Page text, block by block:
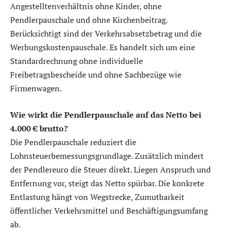
Angestelltenverhältnis ohne Kinder, ohne
Pendlerpauschale und ohne Kirchenbeitrag.
Berücksichtigt sind der Verkehrsabsetzbetrag und die
Werbungskostenpauschale. Es handelt sich um eine
Standardrechnung ohne individuelle
Freibetragsbescheide und ohne Sachbezüge wie
Firmenwagen.
Wie wirkt die Pendlerpauschale auf das Netto bei
4.000 € brutto?
Die Pendlerpauschale reduziert die
Lohnsteuerbemessungsgrundlage. Zusätzlich mindert
der Pendlereuro die Steuer direkt. Liegen Anspruch und
Entfernung vor, steigt das Netto spürbar. Die konkrete
Entlastung hängt von Wegstrecke, Zumutbarkeit
öffentlicher Verkehrsmittel und Beschäftigungsumfang
ab.